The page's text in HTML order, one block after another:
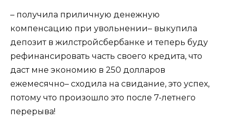
– получила приличную денежную
компенсацию при увольнении– выкупила
депозит в жилстройсбербанке и теперь буду
рефинансировать часть своего кредита, что
даст мне экономию в 250 долларов
ежемесячно– сходила на свидание, это успех,
потому что произошло это после 7-летнего
перерыва!